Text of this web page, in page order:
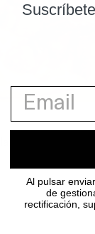
Al pulsar
de
rectificación,